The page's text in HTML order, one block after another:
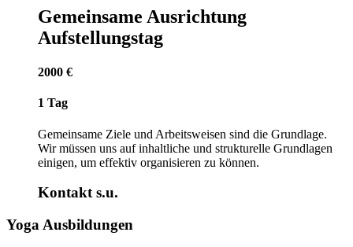
Gemeinsame Ausrichtung
Aufstellungstag
2000 €
1 Tag
Gemeinsame Ziele und Arbeitsweisen sind die Grundlage.
Wir müssen uns auf inhaltliche und strukturelle Grundlagen
einigen, um effektiv organisieren zu können.
Kontakt s.u.
Yoga Ausbildungen